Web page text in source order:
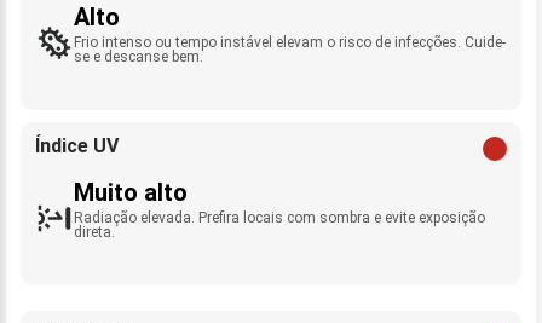
Alto
Frio intenso ou tempo instável elevam o risco de infecções. Cuide-
se e descanse bem.
Índice UV
Muito alto
Radiação elevada. Prefira locais com sombra e evite exposição
direta.